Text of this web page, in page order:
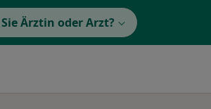
Ärztin oder Arzt?